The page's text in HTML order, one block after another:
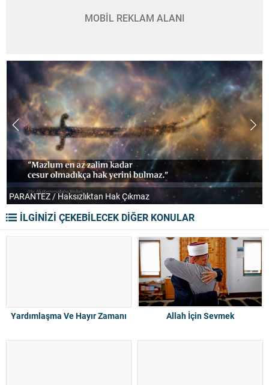
MOBİL REKLAM ALANI
PARANTEZ / Haksızlıktan Hak Çıkmaz
İLGİNİZİ ÇEKEBİLECEK DİĞER KONULAR
Yardımlaşma Ve Hayır Zamanı Allah İçin Sevmek